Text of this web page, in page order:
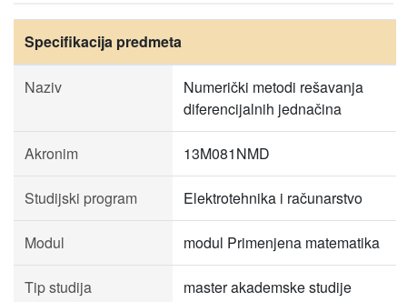
Specifikacija predmeta
Naziv
Numerički metodi rešavanja
diferencijalnih jednačina
Akronim 13M081NMD
Studijski program Elektrotehnika i računarstvo
Modul modul Primenjena matematika
Tip studija master akademske studije